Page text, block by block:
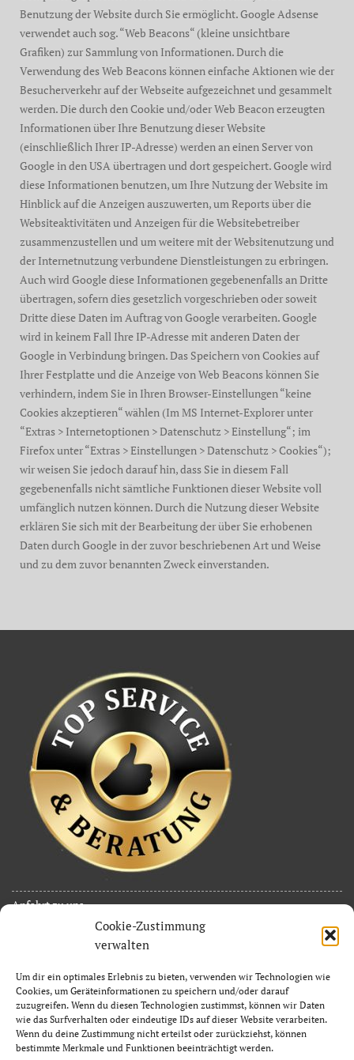
Cookie-Zustimmung
verwalten
Um dir ein optimales Erlebnis zu bieten, verwenden wir Technologien wie
Cookies, um Geräteinformationen zu speichern und/oder darauf
zuzugreifen. Wenn du diesen Technologien zustimmst, können wir Daten
wie das Surfverhalten oder eindeutige IDs auf dieser Website verarbeiten.
Wenn du deine Zustimmung nicht erteilst oder zurückziehst, können
bestimmte Merkmale und Funktionen beeinträchtigt werden.
Benutzung der Website durch Sie ermöglicht. Google Adsense
verwendet auch sog. “Web Beacons“ (kleine unsichtbare
Grafiken) zur Sammlung von Informationen. Durch die
Verwendung des Web Beacons können einfache Aktionen wie der
Besucherverkehr auf der Webseite aufgezeichnet und gesammelt
werden. Die durch den Cookie und/oder Web Beacon erzeugten
Informationen über Ihre Benutzung dieser Website
(einschließlich Ihrer IP-Adresse) werden an einen Server von
Google in den USA übertragen und dort gespeichert. Google wird
diese Informationen benutzen, um Ihre Nutzung der Website im
Hinblick auf die Anzeigen auszuwerten, um Reports über die
Websiteaktivitäten und Anzeigen für die Websitebetreiber
zusammenzustellen und um weitere mit der Websitenutzung und
der Internetnutzung verbundene Dienstleistungen zu erbringen.
Auch wird Google diese Informationen gegebenenfalls an Dritte
übertragen, sofern dies gesetzlich vorgeschrieben oder soweit
Dritte diese Daten im Auftrag von Google verarbeiten. Google
wird in keinem Fall Ihre IP-Adresse mit anderen Daten der
Google in Verbindung bringen. Das Speichern von Cookies auf
Ihrer Festplatte und die Anzeige von Web Beacons können Sie
verhindern, indem Sie in Ihren Browser-Einstellungen “keine
Cookies akzeptieren“ wählen (Im MS Internet-Explorer unter
“Extras > Internetoptionen > Datenschutz > Einstellung“; im
Firefox unter “Extras > Einstellungen > Datenschutz > Cookies“);
wir weisen Sie jedoch darauf hin, dass Sie in diesem Fall
gegebenenfalls nicht sämtliche Funktionen dieser Website voll
umfänglich nutzen können. Durch die Nutzung dieser Website
erklären Sie sich mit der Bearbeitung der über Sie erhobenen
Daten durch Google in der zuvor beschriebenen Art und Weise
und zu dem zuvor benannten Zweck einverstanden.
Anfahrt zu uns
Erstellen Sie eine Bewertung
JuB Event Service
Inh. Jan Limpächer
Zossener Allee 37
15838 Am Mellensee OT Sperenberg